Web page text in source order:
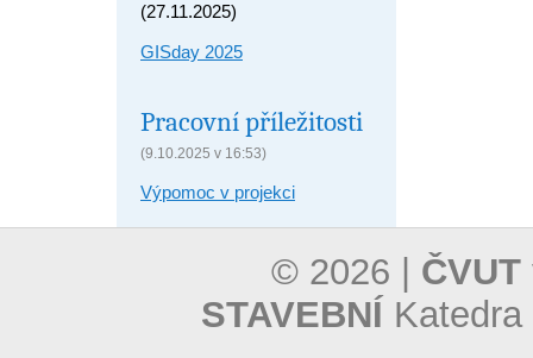
(27.11.2025)
GISday 2025
Pracovní příležitosti
(9.10.2025 v 16:53)
Výpomoc v projekci
© 2026 |
STAVEBNÍ